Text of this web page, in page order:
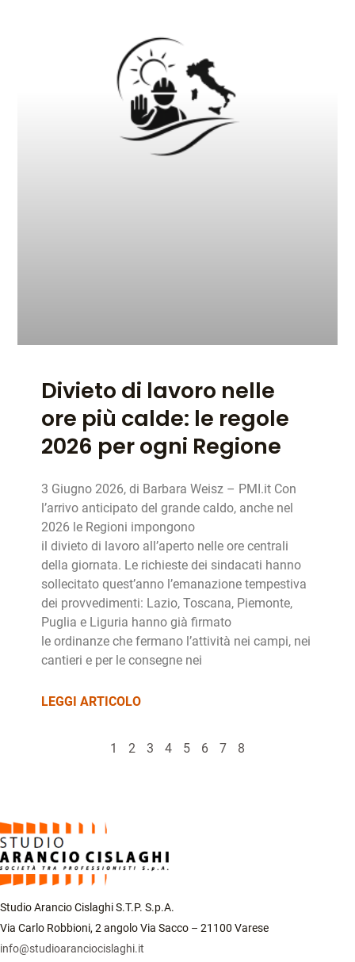
Divieto di lavoro nelle
ore più calde: le regole
2026 per ogni Regione
3 Giugno 2026, di Barbara Weisz – PMI.it Con
l’arrivo anticipato del grande caldo, anche nel
2026 le Regioni impongono
il divieto di lavoro all’aperto nelle ore centrali
della giornata. Le richieste dei sindacati hanno
sollecitato quest’anno l’emanazione tempestiva
dei provvedimenti: Lazio, Toscana, Piemonte,
Puglia e Liguria hanno già firmato
le ordinanze che fermano l’attività nei campi, nei
cantieri e per le consegne nei
LEGGI ARTICOLO
1 2 3 4 5 6 7 8
Studio Arancio Cislaghi S.T.P. S.p.A.
Via Carlo Robbioni, 2 angolo Via Sacco – 21100 Varese
info@studioaranciocislaghi.it